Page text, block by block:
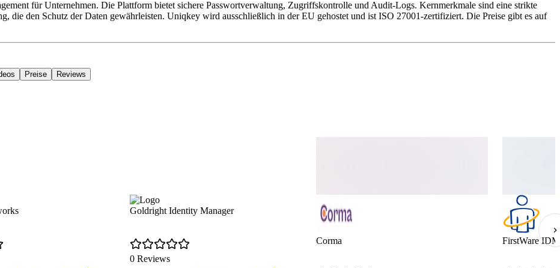
für Unternehmen. Die Plattform bietet sichere Passwortverwaltung, Zugriffskontrolle und Audit-Logs. Kernmerkmale sind eine strikte
die den Schutz der Daten gewährleisten. Uniqkey wird ausschließlich in der EU gehostet und ist ISO 27001-zertifiziert. Die Preise gibt es auf
Preise Reviews
Goldright Identity Manager
0 Reviews
Corma FirstWare